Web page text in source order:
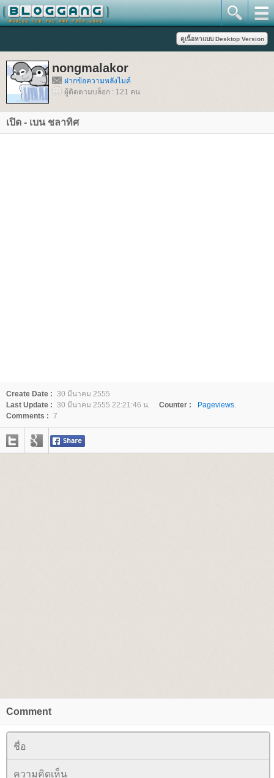
nongmalakor
ฝากข้อความหลังไมค์
ผู้ติดตามบล็อก : 121 คน
เปิด - เบน ชลาทิศ
Create Date : 30 มีนาคม 2555
Last Update : 30 มีนาคม 2555 22:21:46 น. Counter :
Pageviews.
Comments : 7
Comment